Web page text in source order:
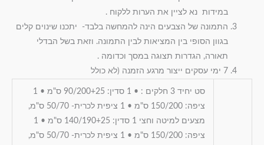
במידות נא לציין את הערות ללקוח .
התמונה של הצבעים הינה להמחשה בלבד- יתכנו שינוים קלים
בגוון הסופי בין המציאות לבין התמונה. וזאת בשל הבדלי
תאורה, הגדרות תצוגה במסך וכדומה .
7 ימי עסקים ייצור מרגע הזמנה (לא כולל
סט יחיד 3 חלקים : • 1 סדין: 90/200+25 ס"מ • 1
ציפה: 150/200 ס"מ • 1 ציפית לכרית- 50/70 ס"מ,
מצעים למיטה וחצי 1 סדין: 140/190+25 ס"מ • 1
ציפה: 150/200 ס"מ • 1 ציפית לכרית- 50/70 ס"מ,